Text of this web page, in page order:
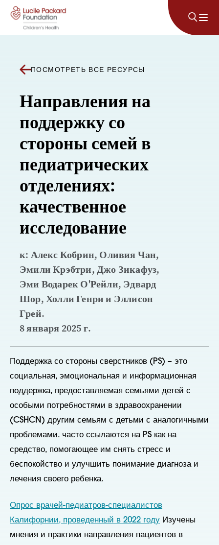
Перейти к содержанию
ПОСМОТРЕТЬ ВСЕ РЕСУРСЫ
Направления на
поддержку со
стороны семей в
педиатрических
отделениях:
качественное
исследование
к: Алекс Кобрин, Оливия Чан,
Эмили Крэбтри, Джо Зикафуз,
Эми Водарек О'Рейли, Эдвард
Шор, Холли Генри и Эллисон
Грей.
8 января 2025 г.
Поддержка со стороны сверстников (PS) – это
социальная, эмоциональная и информационная
поддержка, предоставляемая семьями детей с
особыми потребностями в здравоохранении
(CSHCN) другим семьям с детьми с аналогичными
проблемами. часто ссылаются на PS как на
средство, помогающее им снять стресс и
беспокойство и улучшить понимание диагноза и
лечения своего ребенка.
Опрос врачей-педиатров-специалистов
Калифорнии, проведенный в 2022 году Изучены
мнения и практики направления пациентов в